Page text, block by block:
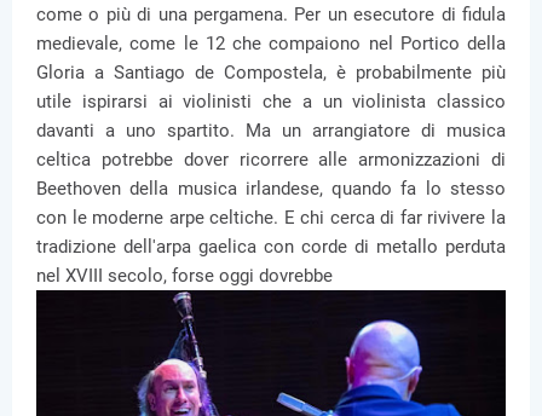
come o più di una pergamena. Per un esecutore di fidula
medievale, come le 12 che compaiono nel Portico della
Gloria a Santiago de Compostela, è probabilmente più
utile ispirarsi ai violinisti che a un violinista classico
davanti a uno spartito. Ma un arrangiatore di musica
celtica potrebbe dover ricorrere alle armonizzazioni di
Beethoven della musica irlandese, quando fa lo stesso
con le moderne arpe celtiche. E chi cerca di far rivivere la
tradizione dell'arpa gaelica con corde di metallo perduta
nel XVIII secolo, forse oggi dovrebbe